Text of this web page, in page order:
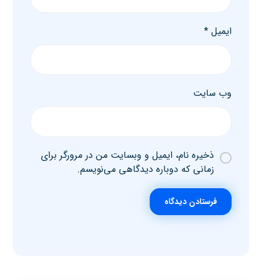
ایمیل*
وب‌ سایت
ذخیره نام، ایمیل و وبسایت من در مرورگر برای
زمانی که دوباره دیدگاهی می‌نویسم.
فرستادن دیدگاه